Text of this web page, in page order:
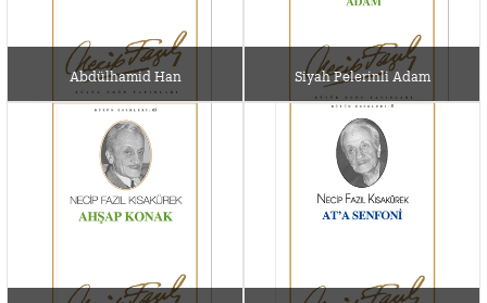
Abdülhamid Han Siyah Pelerinli Adam